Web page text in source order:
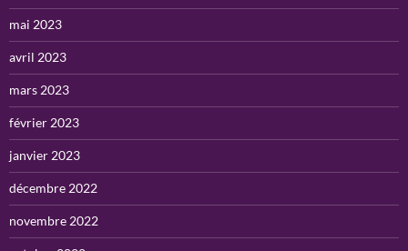
mai 2023
avril 2023
mars 2023
février 2023
janvier 2023
décembre 2022
novembre 2022